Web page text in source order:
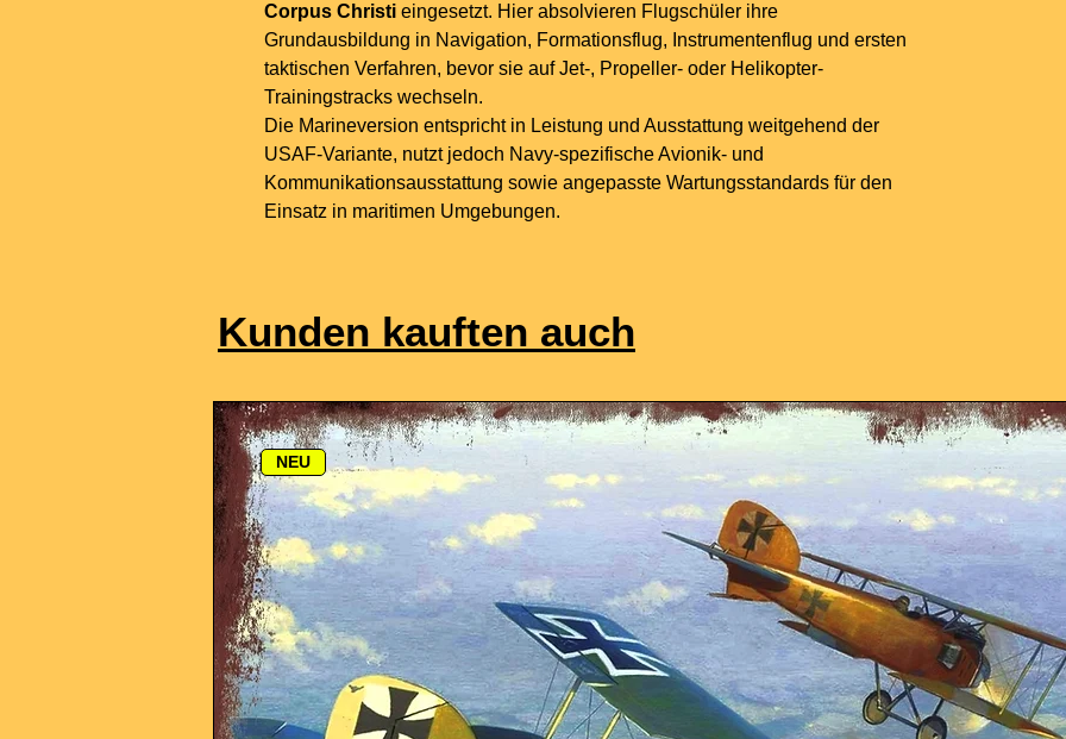
Corpus Christi eingesetzt. Hier absolvieren Flugschüler ihre
Grundausbildung in Navigation, Formationsflug, Instrumentenflug und ersten
taktischen Verfahren, bevor sie auf Jet-, Propeller- oder Helikopter-
Trainingstracks wechseln.
Die Marineversion entspricht in Leistung und Ausstattung weitgehend der
USAF-Variante, nutzt jedoch Navy-spezifische Avionik- und
Kommunikationsausstattung sowie angepasste Wartungsstandards für den
Einsatz in maritimen Umgebungen.
Kunden kauften auch
NEU